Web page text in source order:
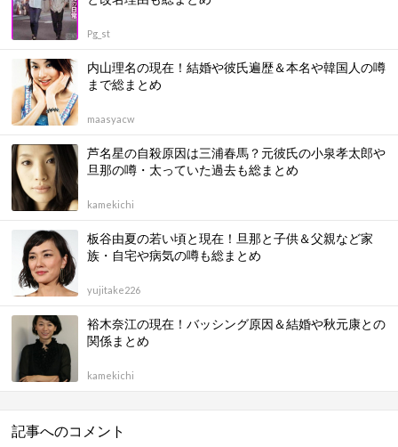
Pg_st
内山理名の現在！結婚や彼氏遍歴＆本名や韓国人の噂
まで総まとめ
maasyacw
芦名星の自殺原因は三浦春馬？元彼氏の小泉孝太郎や
旦那の噂・太っていた過去も総まとめ
kamekichi
板谷由夏の若い頃と現在！旦那と子供＆父親など家
族・自宅や病気の噂も総まとめ
yujitake226
裕木奈江の現在！バッシング原因＆結婚や秋元康との
関係まとめ
kamekichi
記事へのコメント